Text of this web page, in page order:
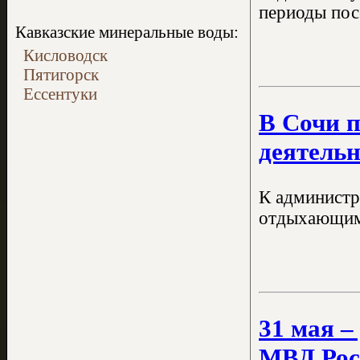
Кавказские минеральные воды:
Кисловодск
Пятигорск
Ессентуки
периоды
В Сочи
К
отдыхающим
31 мая –